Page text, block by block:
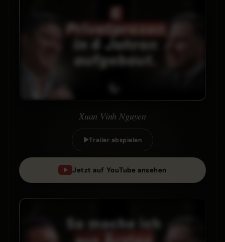
Xuan Vinh Nguyen
Trailer abspielen
Jetzt auf YouTube ansehen